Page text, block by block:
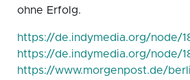
ohne Erfolg.
https://de.indymedia.org/node/
https://de.indymedia.org/node/
https://www.morgenpost.de/